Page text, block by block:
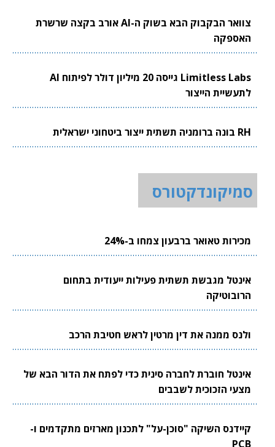
צוואר הבקבוק הבא בשוק ה-AI אורב בקצה שרשרת
האספקה
Limitless Labs גייסה 20 מיליון דולר לפיתוח AI
לתעשיית הייצור
RH בונה ברומניה תשתית ייצור ביטחוני ישראלית
סמיקונדקטורס
מכירות טאואר ברבעון צמחו ב-24%
אינטל מגבשת תשתית פעילות ייעודית בתחום
הרובוטיקה
ולנס ממנה את דין מרטין לראש חטיבת הרכב
אינטל חוברת לחברה סינית כדי לפתח את הדור הבא של
מצעי הזכוכית לשבבים
קיידנס השיקה "סוכן-על" לתכנון מארזים מתקדמים ו-
PCB